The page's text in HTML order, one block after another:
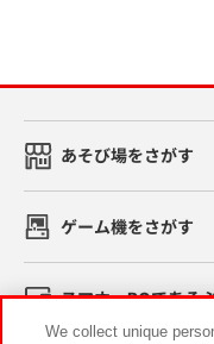
あそび場をさがす
ゲーム機をさがす
スマホ・PCであそ
We collect unique